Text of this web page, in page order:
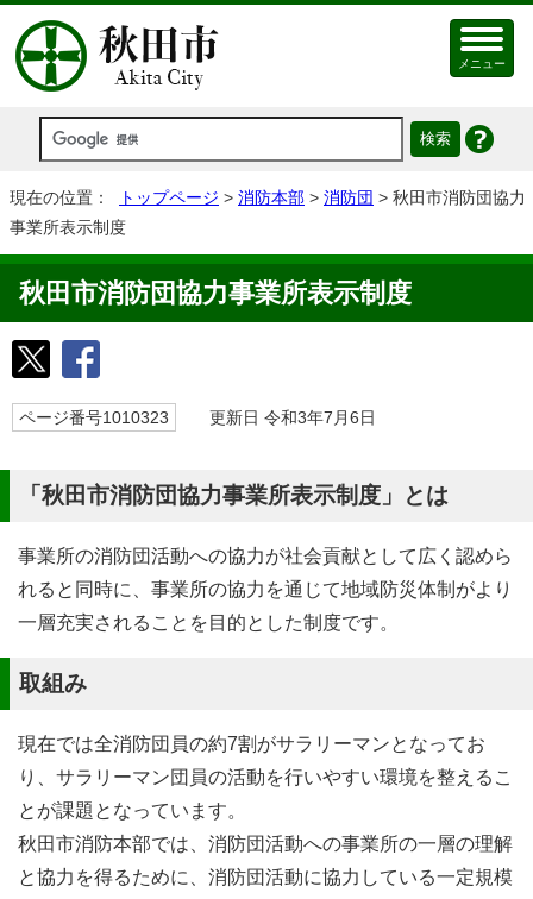
メニュー
現在の位置： トップページ > 消防本部 > 消防団 > 秋田市消防団協力
事業所表示制度
秋田市消防団協力事業所表示制度
ページ番号1010323 更新日 令和3年7月6日
「秋田市消防団協力事業所表示制度」とは
事業所の消防団活動への協力が社会貢献として広く認めら
れると同時に、事業所の協力を通じて地域防災体制がより
一層充実されることを目的とした制度です。
取組み
現在では全消防団員の約7割がサラリーマンとなってお
り、サラリーマン団員の活動を行いやすい環境を整えるこ
とが課題となっています。
秋田市消防本部では、消防団活動への事業所の一層の理解
と協力を得るために、消防団活動に協力している一定規模